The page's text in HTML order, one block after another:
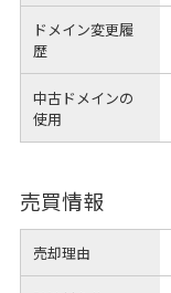
ドメイン変更履
歴
中古ドメインの
使用
売買情報
売却理由